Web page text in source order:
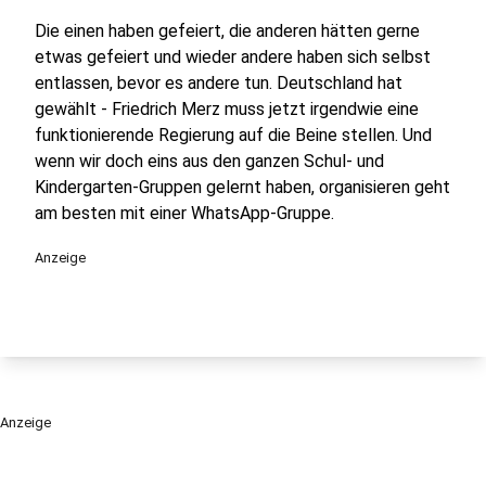
Die einen haben gefeiert, die anderen hätten gerne
etwas gefeiert und wieder andere haben sich selbst
entlassen, bevor es andere tun. Deutschland hat
gewählt - Friedrich Merz muss jetzt irgendwie eine
funktionierende Regierung auf die Beine stellen. Und
wenn wir doch eins aus den ganzen Schul- und
Kindergarten-Gruppen gelernt haben, organisieren geht
am besten mit einer WhatsApp-Gruppe.
Anzeige
Anzeige